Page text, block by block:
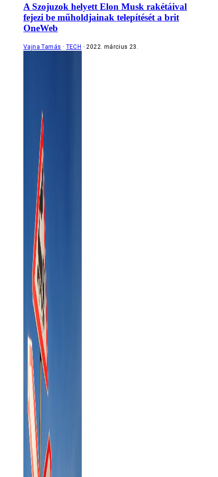
A Szojuzok helyett Elon Musk rakétáival
fejezi be műholdjainak telepítését a brit
OneWeb
Vajna Tamás TECH 2022. március 23.